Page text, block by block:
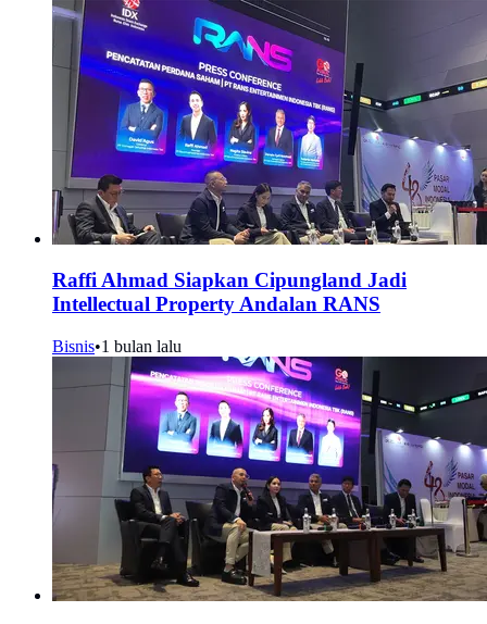
Raffi Ahmad Siapkan Cipungland Jadi
Intellectual Property Andalan RANS
Bisnis•1 bulan lalu